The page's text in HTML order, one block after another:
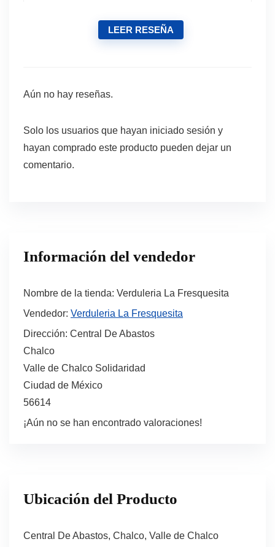
LEER RESEÑA
Aún no hay reseñas.
Solo los usuarios que hayan iniciado sesión y
hayan comprado este producto pueden dejar un
comentario.
Información del vendedor
Nombre de la tienda: Verduleria La Fresquesita
Vendedor: Verduleria La Fresquesita
Dirección: Central De Abastos
Chalco
Valle de Chalco Solidaridad
Ciudad de México
56614
¡Aún no se han encontrado valoraciones!
Ubicación del Producto
Central De Abastos, Chalco, Valle de Chalco